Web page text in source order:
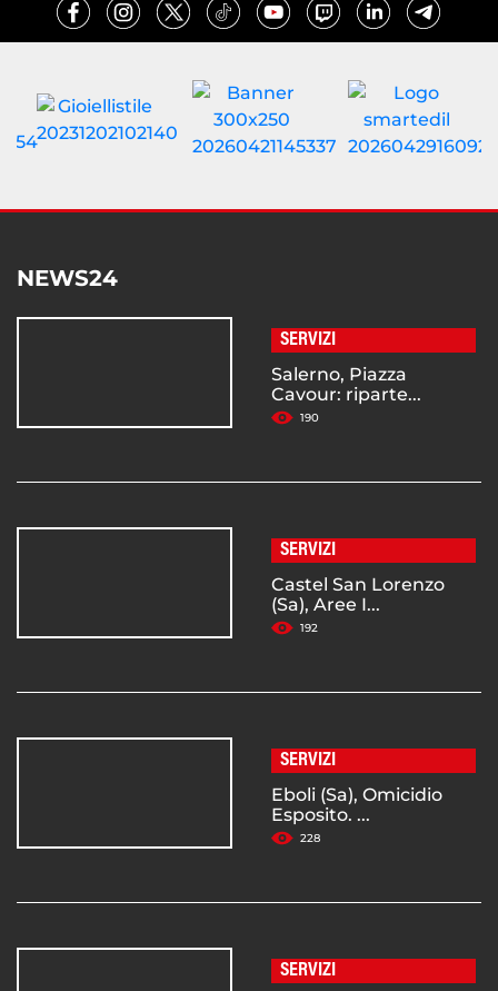
NEWS24
SERVIZI
Salerno, Piazza
Cavour: riparte...
190
SERVIZI
Castel San Lorenzo
(Sa), Aree I...
192
SERVIZI
Eboli (Sa), Omicidio
Esposito. ...
228
SERVIZI